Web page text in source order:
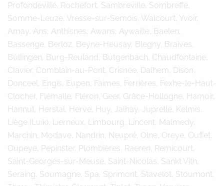
Profondeville, Rochefort, Sambreville, Sombreffe,
Somme-Leuze, Vresse-sur-Semois, Walcourt, Yvoir,
Amay, Ans, Anthisnes, Awans, Aywaille, Baelen,
Bassenge, Berloz, Beyne-Heusay, Blegny, Braives,
Büllingen, Burg-Reuland, Butgenbach, Chaudfontaine,
Clavier, Comblain-au-Pont, Crisnée, Dalhem, Dison,
Donceel, Engis, Eupen, Faimes, Ferrières, Fexhe-le-Haut-
Clocher, Flémalle, Fléron, Geer, Grâce-Hollogne, Hamoir,
Hannut, Herstal, Herve, Huy, Jalhay, Juprelle, Kelmis,
Liège (Luik), Lierneux, Limbourg, Lincent, Malmedy,
Marchin, Modave, Nandrin, Neupré, Olne, Oreye, Ouffet,
Oupeye, Pepinster, Plombières, Raeren, Remicourt,
Saint-Georges-sur-Meuse, Saint-Nicolas, Sankt Vith,
Seraing, Soumagne, Spa, Sprimont, Stavelot, Stoumont,